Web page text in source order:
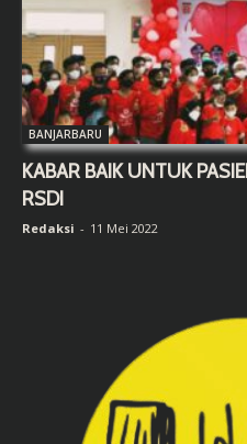
BANJARBARU
KABAR BAIK UNTUK
RSDI
Redaksi - 11 Mei 2022